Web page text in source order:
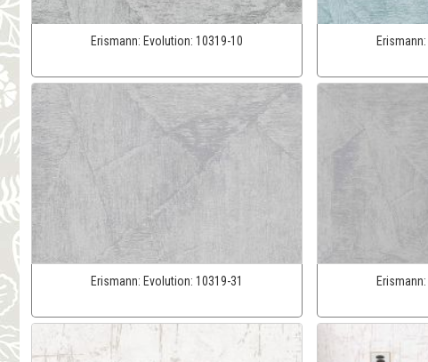
Erismann: Evolution: 10319-10 Erismann:
Erismann: Evolution: 10319-31 Erismann: